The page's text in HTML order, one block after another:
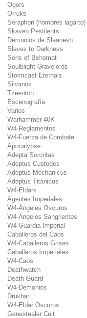
Ogors
Orruks
Seraphon (hombres lagarto)
Skaven Pestilents
Demonios de Slaanesh
Slaves to Darkness
Sons of Behemat
Soulblight Gravelords
Stormcast Eternals
Silvanos
Tzeentch
Escenografía
Varios
Warhammer 40K
W4-Reglamentos
W4-Fuerza de Combate
Apocalypse
Adepta Sororitas
Adeptus Custodes
Adeptus Mechanicus
Adeptus Titánicus
W4-Eldars
Agentes Imperiales
W4-Ángeles Oscuros
W4-Ángeles Sangrientos
W4-Guardia Imperial
Caballeros del Caos
W4-Caballeros Grises
Caballeros Imperiales
W4-Caos
Deathwatch
Death Guard
W4-Demonios
Drukhari
W4-Eldar Oscuros
Genestealer Cult